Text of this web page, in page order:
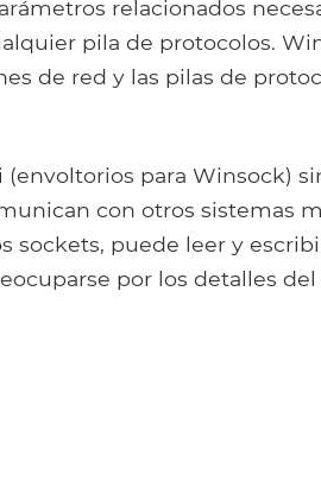
relacionados
pila de protocolos.
de red y las pilas de
para Winsock)
con otros sistemas
sockets, puede leer y
por los detalles